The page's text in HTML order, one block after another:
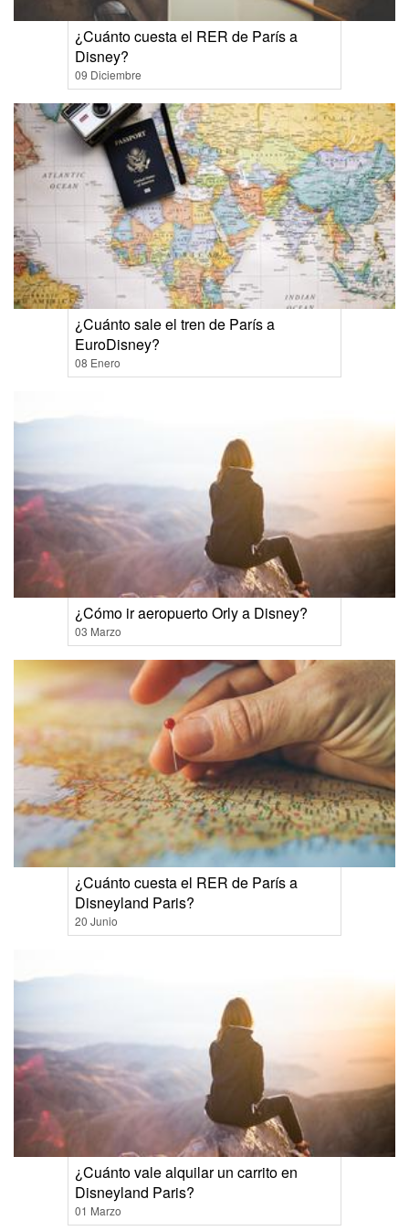
¿Cuánto cuesta el RER de París a
Disney?
09 Diciembre
¿Cuánto sale el tren de París a
EuroDisney?
08 Enero
¿Cómo ir aeropuerto Orly a Disney?
03 Marzo
¿Cuánto cuesta el RER de París a
Disneyland Paris?
20 Junio
¿Cuánto vale alquilar un carrito en
Disneyland Paris?
01 Marzo